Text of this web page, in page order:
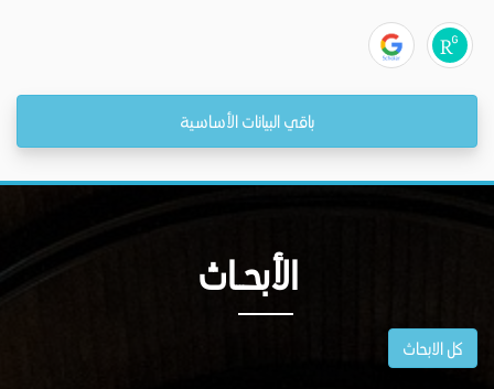
باقي البيانات الأساسية
الأبحــاث
كل الابحاث